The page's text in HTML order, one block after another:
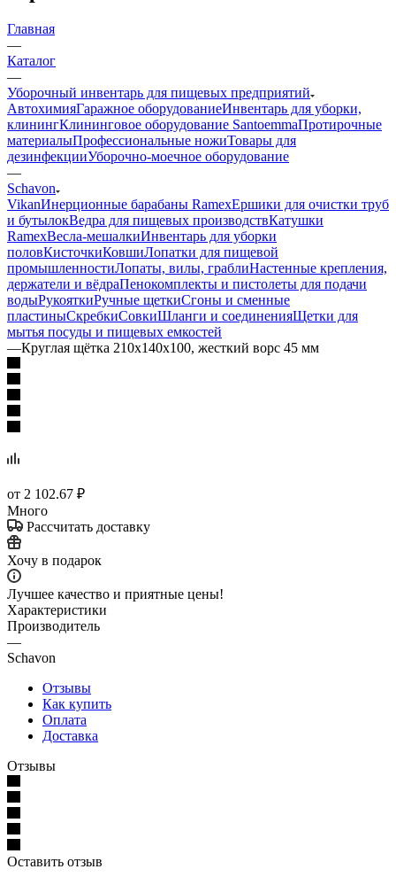
Главная
—
Каталог
—
Уборочный инвентарь для пищевых предприятий
АвтохимияГаражное оборудованиеИнвентарь для уборки,
клинингКлининговое оборудование SantoemmaПротирочные
материалыПрофессиональные ножиТовары для
дезинфекцииУборочно-моечное оборудование
—
Schavon
VikanИнерционные барабаны RamexЕршики для очистки труб
и бутылокВедра для пищевых производствКатушки
RamexВесла-мешалкиИнвентарь для уборки
половКисточкиКовшиЛопатки для пищевой
промышленностиЛопаты, вилы, граблиНастенные крепления,
держатели и вёдраПенокомплекты и пистолеты для подачи
водыРукояткиРучные щеткиСгоны и сменные
пластиныСкребкиСовкиШланги и соединенияЩетки для
мытья посуды и пищевых емкостей
—Круглая щётка 210x140x100, жесткий ворс 45 мм
от 2 102.67 ₽
Много
Рассчитать доставку
Хочу в подарок
Лучшее качество и приятные цены!
Характеристики
Производитель
—
Schavon
Отзывы
Как купить
Оплата
Доставка
Отзывы
Оставить отзыв